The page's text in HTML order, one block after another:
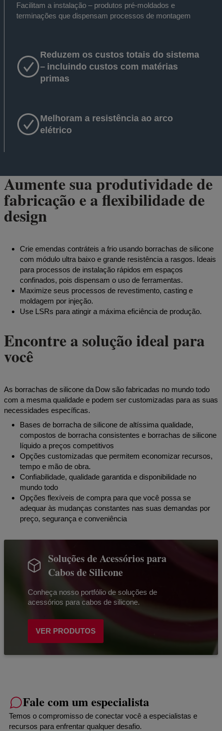
Facilitam a instalação – produtos pré-moldados e
terminações que dispensam processos de montagem
Reduzem os custos totais do sistema
– incluindo custos com matérias
primas
Melhoram a resistência ao arco
elétrico
Aumente sua produtividade de
fabricação e a flexibilidade de
design
Crie emendas contráteis a frio usando borrachas de silicone
com módulo ultra baixo e grande resistência a rasgos. Ideais
para processos de instalação rápidos em espaços
confinados, pois dispensam o uso de ferramentas.
Maximize seus processos de revestimento, casting e
moldagem por injeção.
Use LSRs para atingir a máxima eficiência de produção.
Encontre a solução ideal para
você
As borrachas de silicone da Dow são fabricadas no mundo todo
com a mesma qualidade e podem ser customizadas para as suas
necessidades específicas.
Bases de borracha de silicone de altíssima qualidade,
compostos de borracha consistentes e borrachas de silicone
líquido a preços competitivos
Opções customizadas que permitem economizar recursos,
tempo e mão de obra.
Confiabilidade, qualidade garantida e disponibilidade no
mundo todo
Opções flexíveis de compra para que você possa se
adequar às mudanças constantes nas suas demandas por
preço, segurança e conveniência
Soluções de Acessórios para
Cabos de Silicone
Conheça nosso portfólio de soluções de
acessórios para cabos de silicone.
VER PRODUTOS
Fale com um especialista
Temos o compromisso de conectar você a especialistas e
recursos para enfrentar qualquer desafio.